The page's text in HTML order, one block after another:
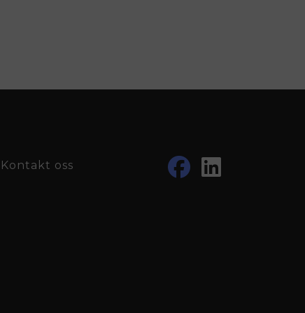
Kontakt oss